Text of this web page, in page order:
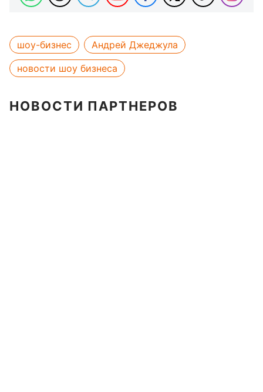
шоу-бизнес
Андрей Джеджула
новости шоу бизнеса
НОВОСТИ ПАРТНЕРОВ